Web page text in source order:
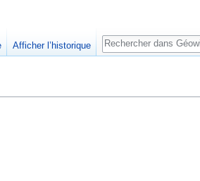
Afficher l’historique
Rechercher